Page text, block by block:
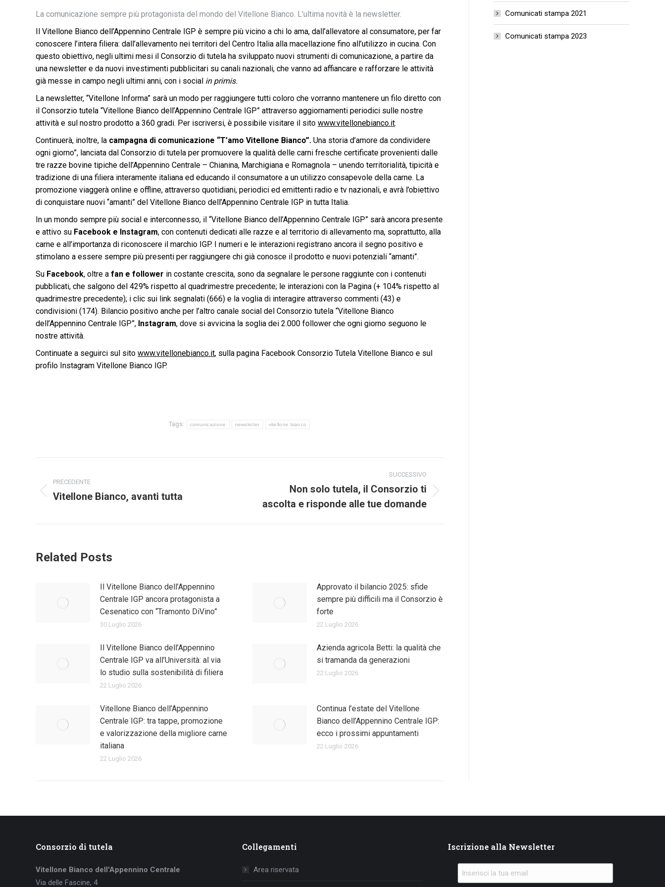
La comunicazione sempre più protagonista del mondo del Vitellone Bianco. L’ultima novità è la newsletter.
Il Vitellone Bianco dell’Appennino Centrale IGP è sempre più vicino a chi lo ama, dall’allevatore al consumatore, per far
conoscere l’intera filiera: dall’allevamento nei territori del Centro Italia alla macellazione fino all’utilizzo in cucina. Con
questo obiettivo, negli ultimi mesi il Consorzio di tutela ha sviluppato nuovi strumenti di comunicazione, a partire da
una newsletter e da nuovi investimenti pubblicitari su canali nazionali, che vanno ad affiancare e rafforzare le attività
già messe in campo negli ultimi anni, con i social in primis.
La newsletter, “Vitellone Informa” sarà un modo per raggiungere tutti coloro che vorranno mantenere un filo diretto con
il Consorzio tutela “Vitellone Bianco dell’Appennino Centrale IGP” attraverso aggiornamenti periodici sulle nostre
attività e sul nostro prodotto a 360 gradi. Per iscriversi, è possibile visitare il sito www.vitellonebianco.it.
Continuerà, inoltre, la campagna di comunicazione “T’amo Vitellone Bianco”. Una storia d’amore da condividere
ogni giorno”, lanciata dal Consorzio di tutela per promuovere la qualità delle carni fresche certificate provenienti dalle
tre razze bovine tipiche dell’Appennino Centrale – Chianina, Marchigiana e Romagnola – unendo territorialità, tipicità e
tradizione di una filiera interamente italiana ed educando il consumatore a un utilizzo consapevole della carne. La
promozione viaggerà online e offline, attraverso quotidiani, periodici ed emittenti radio e tv nazionali, e avrà l’obiettivo
di conquistare nuovi “amanti” del Vitellone Bianco dell’Appennino Centrale IGP in tutta Italia.
In un mondo sempre più social e interconnesso, il “Vitellone Bianco dell’Appennino Centrale IGP” sarà ancora presente
e attivo su Facebook e Instagram, con contenuti dedicati alle razze e al territorio di allevamento ma, soprattutto, alla
carne e all’importanza di riconoscere il marchio IGP. I numeri e le interazioni registrano ancora il segno positivo e
stimolano a essere sempre più presenti per raggiungere chi già conosce il prodotto e nuovi potenziali “amanti”.
Su Facebook, oltre a fan e follower in costante crescita, sono da segnalare le persone raggiunte con i contenuti
pubblicati, che salgono del 429% rispetto al quadrimestre precedente; le interazioni con la Pagina (+ 104% rispetto al
quadrimestre precedente); i clic sui link segnalati (666) e la voglia di interagire attraverso commenti (43) e
condivisioni (174). Bilancio positivo anche per l’altro canale social del Consorzio tutela “Vitellone Bianco
dell’Appennino Centrale IGP”, Instagram, dove si avvicina la soglia dei 2.000 follower che ogni giorno seguono le
nostre attività.
Continuate a seguirci sul sito www.vitellonebianco.it, sulla pagina Facebook Consorzio Tutela Vitellone Bianco e sul
profilo Instagram Vitellone Bianco IGP.
Tags: comunicazione newsletter vitellone bianco
traPRECEDENTE
Post
Vitellone Bianco, avanti tutta
SUCCESSIVO
post:
Non solo tutela, il Consorzio ti
ascolta e risponde alle tue domande
Related Posts
Il Vitellone Bianco dell’Appennino
Centrale IGP ancora protagonista a
Cesenatico con “Tramonto DiVino”
30 Luglio 2026
Approvato il bilancio 2025: sfide
sempre più difficili ma il Consorzio è
forte
22 Luglio 2026
Il Vitellone Bianco dell’Appennino
Centrale IGP va all’Università: al via
lo studio sulla sostenibilità di filiera
22 Luglio 2026
Azienda agricola Betti: la qualità che
si tramanda da generazioni
22 Luglio 2026
Vitellone Bianco dell’Appennino
Centrale IGP: tra tappe, promozione
e valorizzazione della migliore carne
italiana
22 Luglio 2026
Continua l’estate del Vitellone
Bianco dell’Appennino Centrale IGP:
ecco i prossimi appuntamenti
22 Luglio 2026
Comunicati stampa 2021
Comunicati stampa 2023
Consorzio di tutela
Vitellone Bianco dell'Appennino Centrale
Via delle Fascine, 4
Collegamenti
Area riservata
Iscrizione alla Newsletter